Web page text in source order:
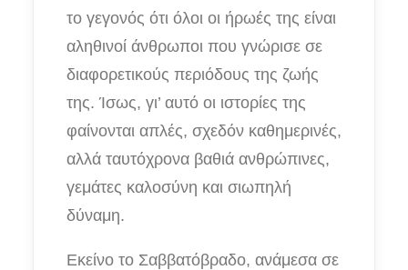
το γεγονός ότι όλοι οι ήρωές της είναι
αληθινοί άνθρωποι που γνώρισε σε
διαφορετικούς περιόδους της ζωής
της. Ίσως, γι’ αυτό οι ιστορίες της
φαίνονται απλές, σχεδόν καθημερινές,
αλλά ταυτόχρονα βαθιά ανθρώπινες,
γεμάτες καλοσύνη και σιωπηλή
δύναμη.
Εκείνο το Σαββατόβραδο, ανάμεσα σε